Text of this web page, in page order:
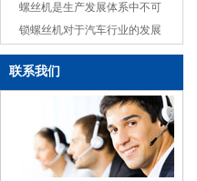
螺丝机是生产发展体系中不可
或缺的机械设备
锁螺丝机对于汽车行业的发展
联系我们